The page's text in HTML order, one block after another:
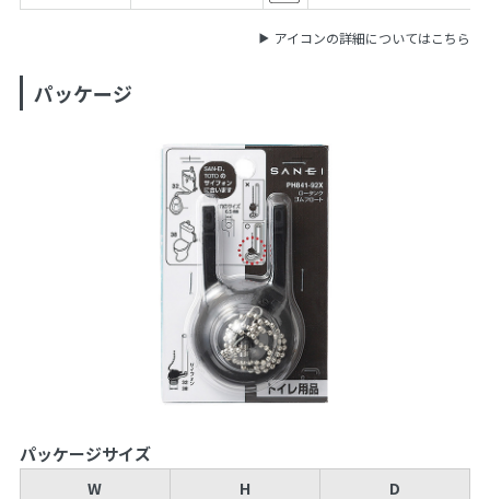
アイコンの詳細についてはこちら
パッケージ
パッケージサイズ
W H D